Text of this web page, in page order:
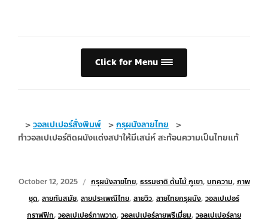
Click for Menu
>วอลเปเปอร์สั่งพิมพ์ >กรุผนังลายไทย
>
ทำวอลเปเปอร์ติดผนังแต่งสปาให้มีเสน่ห์ สะท้อนความเป็นไทยแท้
October 12, 2025 กรุผนังลายไทย, ธรรมชาติ ต้นไม้ ภูเขา, บทความ, ภาพ
ชุด, ลายทันสมัย, ลายประเพณีไทย, ลายวิว, ลายไทยกรุผนัง, วอลเปเปอร์
กราฟฟิก, วอลเปเปอร์ภาพวาด, วอลเปเปอร์ลายพรีเมี่ยม, วอลเปเปอร์ลาย